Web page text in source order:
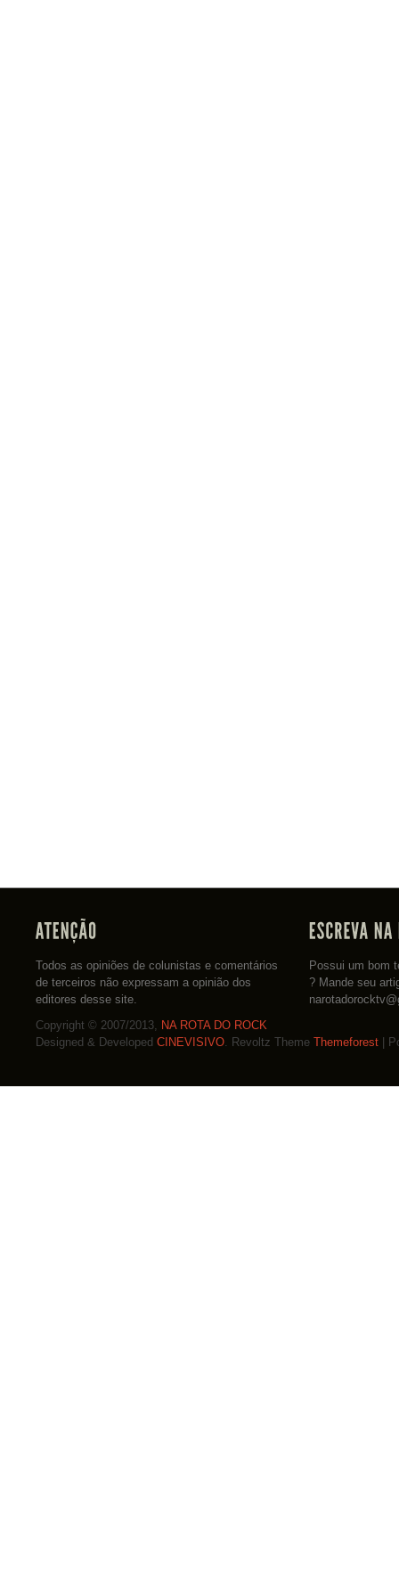
Todos as opiniões de colunistas e comentários
de terceiros não expressam a opinião dos
editores desse site.
Possui um bom
? Mande seu
Copyright © 2007/2013, NA ROTA DO ROCK
Designed & Developed CINEVISIVO. Revoltz Theme Themeforest |